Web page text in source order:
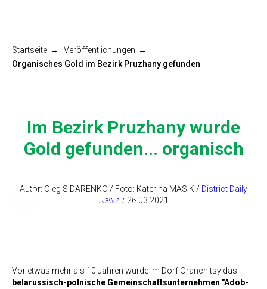
Startseite → Veröffentlichungen →
Organisches Gold im Bezirk Pruzhany gefunden
Im Bezirk Pruzhany wurde
Gold gefunden... organisch
Autor: Oleg SIDARENKO / Foto: Katerina MASIK / District Daily
News / 26.03.2021
Vor etwas mehr als 10 Jahren wurde im Dorf Oranchitsy das
belarussisch-polnische Gemeinschaftsunternehmen "Adob-